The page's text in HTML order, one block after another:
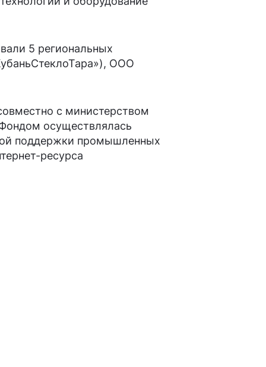
5 региональных
ООО
с министерством
осуществлялась
поддержки промышленных
ресурса